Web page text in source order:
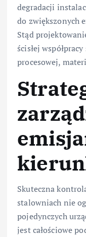
degradacji
do zwiększonych
Stąd
ścisłej
procesowej,
Skuteczna
stalowniach nie
pojedynczych
jest całościowe